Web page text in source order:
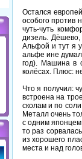
Остался
особого против
чуть-чуть
дизель.
Альфой и тут я
альфе ине
год). Машина в
колёсах. Плюс:
Что я получил:
встроена на
сколам и по
Металл очень
с одним
то раз
из хорошего
места и над